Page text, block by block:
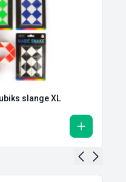
slange XL